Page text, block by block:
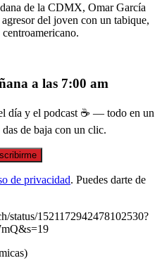
de la CDMX, Omar García
del joven con un tabique,
a las 7:00 am
día y el podcast ☕ — todo en un
de baja con un clic.
de privacidad. Puedes darte de
status/1521172942478102530?